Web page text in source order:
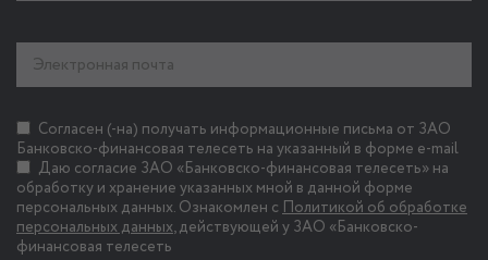
Согласен (-на) получать информационные письма от ЗАО
Банковско-финансовая телесеть на указанный в форме e-mail
Даю согласие ЗАО «Банковско-финансовая телесеть» на
обработку и хранение указанных мной в данной форме
персональных данных. Ознакомлен сПолитикой об обработке
персональных данных, действующей у ЗАО «Банковско-
финансовая телесеть